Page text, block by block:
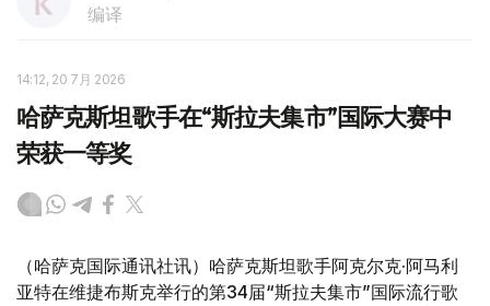
编译
14:12, 20 7月 2026
哈萨克斯坦歌手在“斯拉夫集市”国际大赛中
荣获一等奖
（哈萨克国际通讯社讯）哈萨克斯坦歌手阿克尔克·阿马利
亚特在维捷布斯克举行的第34届“斯拉夫集市”国际流行歌